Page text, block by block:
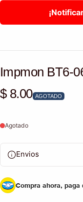
Impmon BT6-
Precio habitual
$ 8.00 AGOTADO
Agotado
Envios
Compra ahora, paga